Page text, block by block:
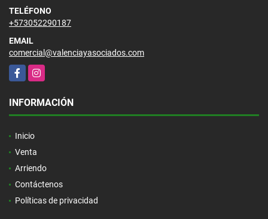
TELÉFONO
+573052290187
EMAIL
comercial@valenciayasociados.com
FacebookInstagram
INFORMACIÓN
Inicio
Venta
Arriendo
Contáctenos
Políticas de privacidad